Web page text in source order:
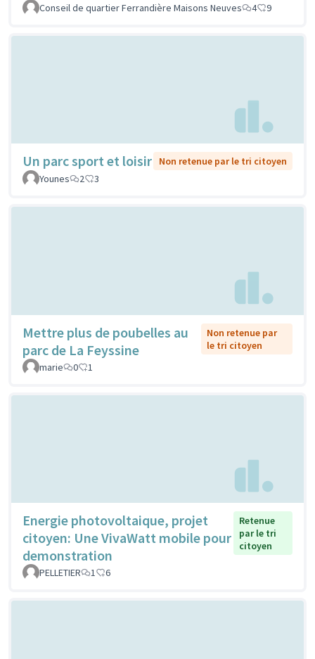
Conseil de quartier Ferrandière Maisons Neuves
4 9
Un parc sport et loisir
Non retenue par le tri citoyen
Younes
2 3
Mettre plus de poubelles au
parc de La Feyssine
Non retenue par
le tri citoyen
marie
0 1
Energie photovoltaique, projet
citoyen: Une VivaWatt mobile pour
demonstration
Retenue
par le tri
citoyen
PELLETIER 1 6